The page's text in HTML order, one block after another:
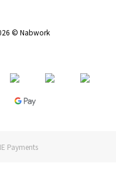
© Nabwork
Payments